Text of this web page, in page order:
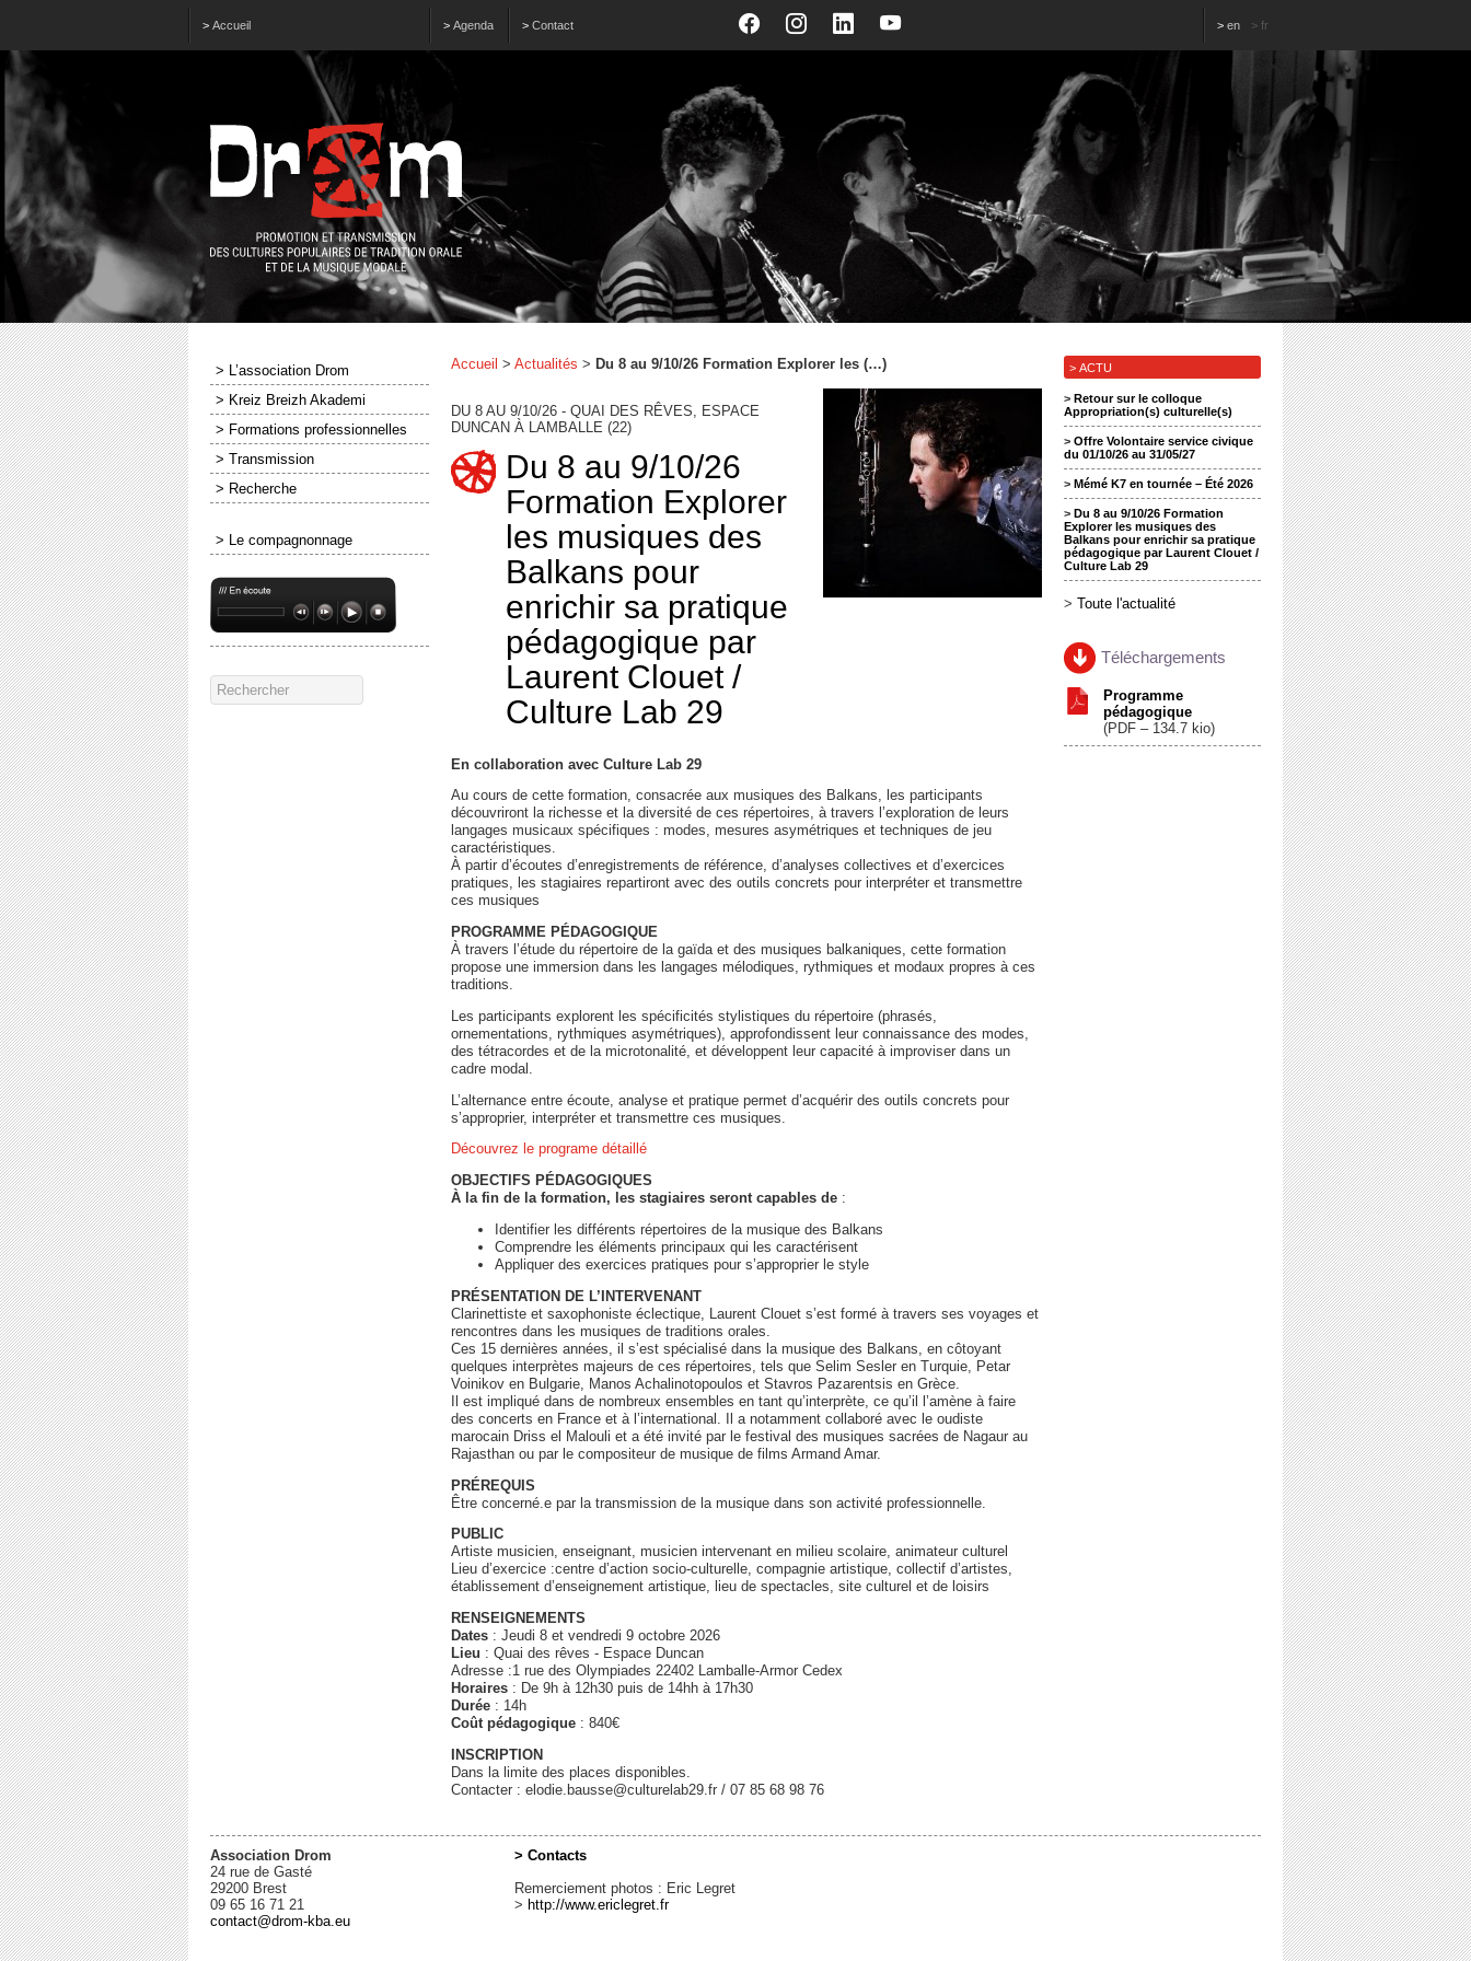
> Accueil > Agenda > Contact > en > fr
> L’association Drom
> Kreiz Breizh Akademi
> Formations professionnelles
> Transmission
> Recherche
> Le compagnonnage
Accueil > Actualités > Du 8 au 9/10/26 Formation Explorer les (…)
DU 8 AU 9/10/26 - QUAI DES RÊVES, ESPACE
DUNCAN À LAMBALLE (22)
Du 8 au 9/10/26
Formation Explorer
les musiques des
Balkans pour
enrichir sa pratique
pédagogique par
Laurent Clouet /
Culture Lab 29
En collaboration avec Culture Lab 29
Au cours de cette formation, consacrée aux musiques des Balkans, les participants
découvriront la richesse et la diversité de ces répertoires, à travers l’exploration de leurs
langages musicaux spécifiques : modes, mesures asymétriques et techniques de jeu
caractéristiques.
À partir d’écoutes d’enregistrements de référence, d’analyses collectives et d’exercices
pratiques, les stagiaires repartiront avec des outils concrets pour interpréter et transmettre
ces musiques
PROGRAMME PÉDAGOGIQUE
À travers l’étude du répertoire de la gaïda et des musiques balkaniques, cette formation
propose une immersion dans les langages mélodiques, rythmiques et modaux propres à ces
traditions.
Les participants explorent les spécificités stylistiques du répertoire (phrasés,
ornementations, rythmiques asymétriques), approfondissent leur connaissance des modes,
des tétracordes et de la microtonalité, et développent leur capacité à improviser dans un
cadre modal.
L’alternance entre écoute, analyse et pratique permet d’acquérir des outils concrets pour
s’approprier, interpréter et transmettre ces musiques.
Découvrez le programe détaillé
OBJECTIFS PÉDAGOGIQUES
À la fin de la formation, les stagiaires seront capables de :
Identifier les différents répertoires de la musique des Balkans
Comprendre les éléments principaux qui les caractérisent
Appliquer des exercices pratiques pour s’approprier le style
PRÉSENTATION DE L’INTERVENANT
Clarinettiste et saxophoniste éclectique, Laurent Clouet s’est formé à travers ses voyages et
rencontres dans les musiques de traditions orales.
Ces 15 dernières années, il s’est spécialisé dans la musique des Balkans, en côtoyant
quelques interprètes majeurs de ces répertoires, tels que Selim Sesler en Turquie, Petar
Voinikov en Bulgarie, Manos Achalinotopoulos et Stavros Pazarentsis en Grèce.
Il est impliqué dans de nombreux ensembles en tant qu’interprète, ce qu’il l’amène à faire
des concerts en France et à l’international. Il a notamment collaboré avec le oudiste
marocain Driss el Malouli et a été invité par le festival des musiques sacrées de Nagaur au
Rajasthan ou par le compositeur de musique de films Armand Amar.
PRÉREQUIS
Être concerné.e par la transmission de la musique dans son activité professionnelle.
PUBLIC
Artiste musicien, enseignant, musicien intervenant en milieu scolaire, animateur culturel
Lieu d’exercice :centre d’action socio-culturelle, compagnie artistique, collectif d’artistes,
établissement d’enseignement artistique, lieu de spectacles, site culturel et de loisirs
RENSEIGNEMENTS
Dates : Jeudi 8 et vendredi 9 octobre 2026
Lieu : Quai des rêves - Espace Duncan
Adresse :1 rue des Olympiades 22402 Lamballe-Armor Cedex
Horaires : De 9h à 12h30 puis de 14hh à 17h30
Durée : 14h
Coût pédagogique : 840€
INSCRIPTION
Dans la limite des places disponibles.
Contacter : elodie.bausse@culturelab29.fr / 07 85 68 98 76
> ACTU
> Retour sur le colloque
Appropriation(s) culturelle(s)
> Offre Volontaire service civique
du 01/10/26 au 31/05/27
> Mémé K7 en tournée – Été 2026
> Du 8 au 9/10/26 Formation
Explorer les musiques des
Balkans pour enrichir sa pratique
pédagogique par Laurent Clouet /
Culture Lab 29
> Toute l'actualité
Téléchargements
Programme
pédagogique
(PDF – 134.7 kio)
Association Drom
24 rue de Gasté
29200 Brest
09 65 16 71 21
contact@drom-kba.eu
> Contacts
Remerciement photos : Eric Legret
> http://www.ericlegret.fr